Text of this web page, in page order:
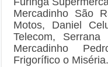
Mercadinho São
Motos, Daniel
Telecom, Serrana
Mercadinho
Frigorífico o Miséria.